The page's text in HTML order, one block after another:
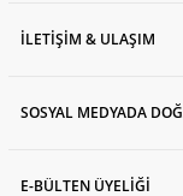
İLETİŞİM & ULAŞIM
SOSYAL MEDYADA
E-BÜLTEN ÜYELİĞİ